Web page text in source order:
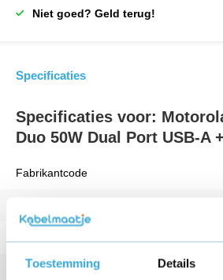
Toestemming Details
Niet goed? Geld terug!
Specificaties
Specificaties voor:
Duo 50W Dual Port USB-A
Fabrikantcode
Kabellengte